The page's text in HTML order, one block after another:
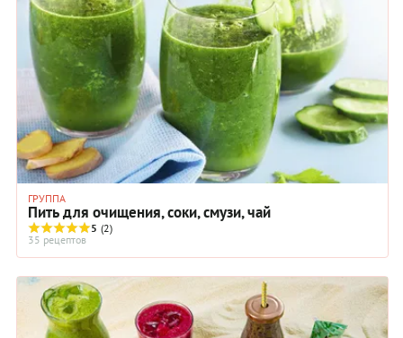
ГРУППА
Пить для очищения, соки, смузи, чай
5 (2)
35 рецептов